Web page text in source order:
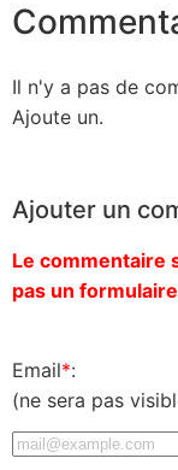
Il n'y a pas de
Ajoute un.
Ajouter un
Le commentaire
pas un
Email*:
(ne sera pas